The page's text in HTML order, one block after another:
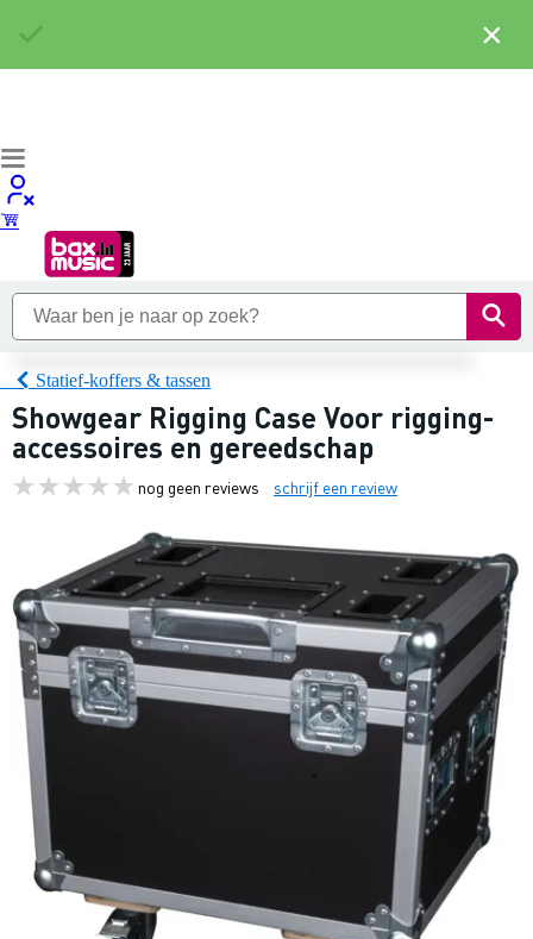
Statief-koffers & tassen
Showgear Rigging Case Voor rigging-
accessoires en gereedschap
nog geen reviews schrijf een review
×